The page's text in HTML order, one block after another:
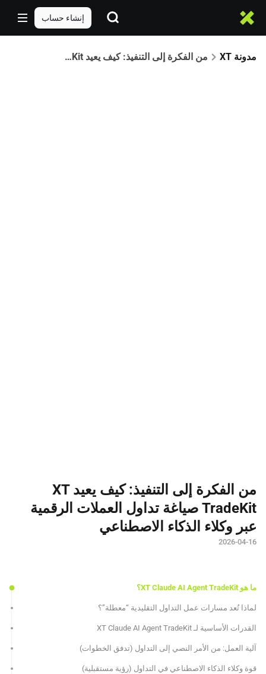
إنشاء حساب
مدونة XT من الفكرة إلى التنفيذ: كيف يعيد XT TradeKit صياغة تداول العملات الرقمية عبر وكلاء الذكاء الاصطناعي
من الفكرة إلى التنفيذ: كيف يعيد XT
TradeKit صياغة تداول العملات الرقمية
عبر وكلاء الذكاء الاصطناعي
2026-04-16
ما هو XT Claude AI Agent TradeKit؟
لماذا تُعد مسارات عمل التداول التقليدية “معطلة”؟
القدرات الأساسية لـ XT Claude AI Agent TradeKit
آلية العمل: من الأمر النصي إلى التداول (تدفق الخطوات)
قوة وكلاء الذكاء الاصطناعي في التداول (رؤية مستقبلية)